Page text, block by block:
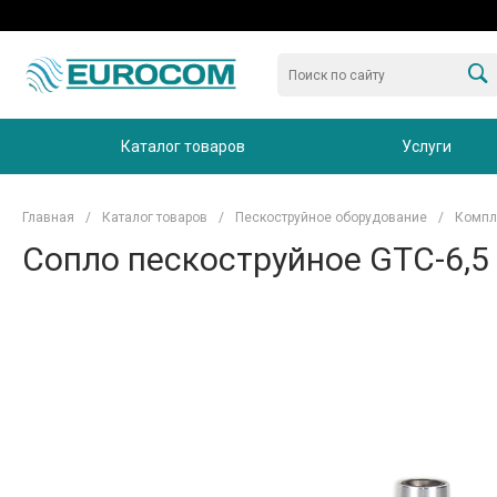
Каталог товаров Услуги
Главная / Каталог товаров / Пескоструйное оборудование /
Сопло пескоструйное GTC-6,5